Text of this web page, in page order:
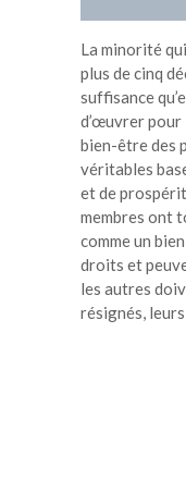
La minorité
plus de cinq
suffisance
d’œuvrer pour
bien-être des
véritables
et de
membres ont
comme un
droits et
les autres
résignés,